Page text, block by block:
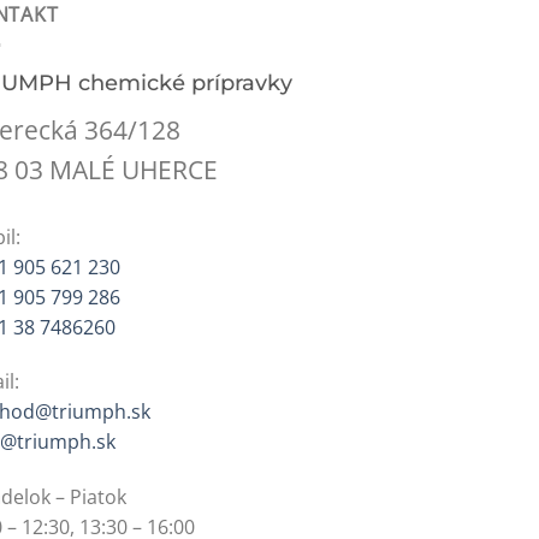
chemické prípravky
364/128
03 MALÉ UHERCE
905 621 230
905 799 286
38 7486260
– Piatok
– 12:30, 13:30 – 16:00